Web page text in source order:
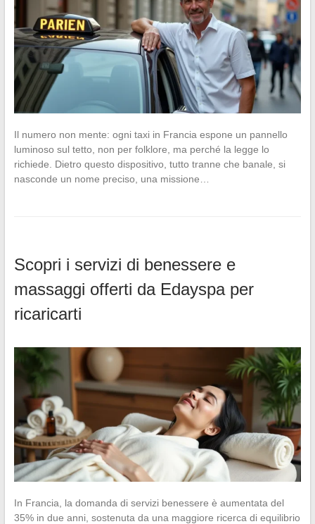
Il numero non mente: ogni taxi in Francia espone un pannello
luminoso sul tetto, non per folklore, ma perché la legge lo
richiede. Dietro questo dispositivo, tutto tranne che banale, si
nasconde un nome preciso, una missione…
Scopri i servizi di benessere e
massaggi offerti da Edayspa per
ricaricarti
In Francia, la domanda di servizi benessere è aumentata del
35% in due anni, sostenuta da una maggiore ricerca di equilibrio